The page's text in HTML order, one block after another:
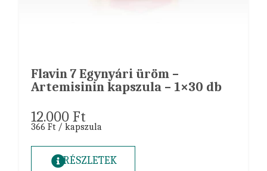
Flavin 7 Egynyári üröm –
Artemisinin kapszula – 1×30 db
12.000Ft
366 Ft / kapszula
RÉSZLETEK